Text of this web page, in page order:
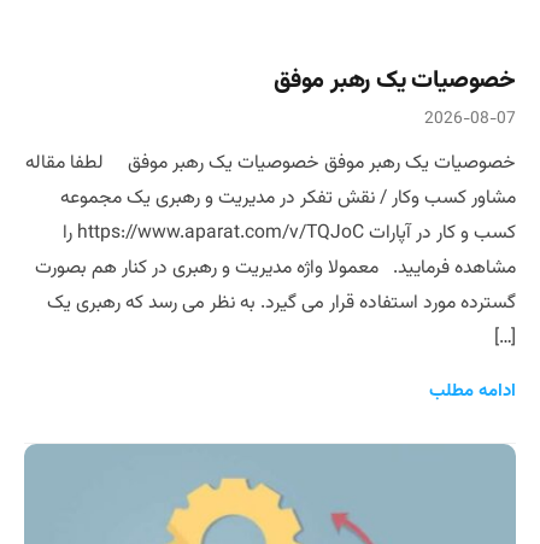
خصوصیات یک رهبر موفق
2026-08-07
خصوصیات یک رهبر موفق خصوصیات یک رهبر موفق لطفا مقاله
مشاور کسب وکار / نقش تفکر در مدیریت و رهبری یک مجموعه
کسب و کار در آپارات https://www.aparat.com/v/TQJoC را
مشاهده فرمایید. معمولا واژه مدیریت و رهبری در کنار هم بصورت
گسترده مورد استفاده قرار می گیرد. به نظر می رسد که رهبری یک
[…]
ادامه مطلب